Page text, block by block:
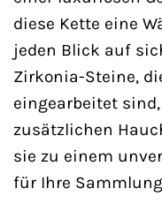
diese Kette eine
jeden Blick auf
Zirkonia-Steine,
eingearbeitet
zusätzlichen
sie zu einem
für Ihre